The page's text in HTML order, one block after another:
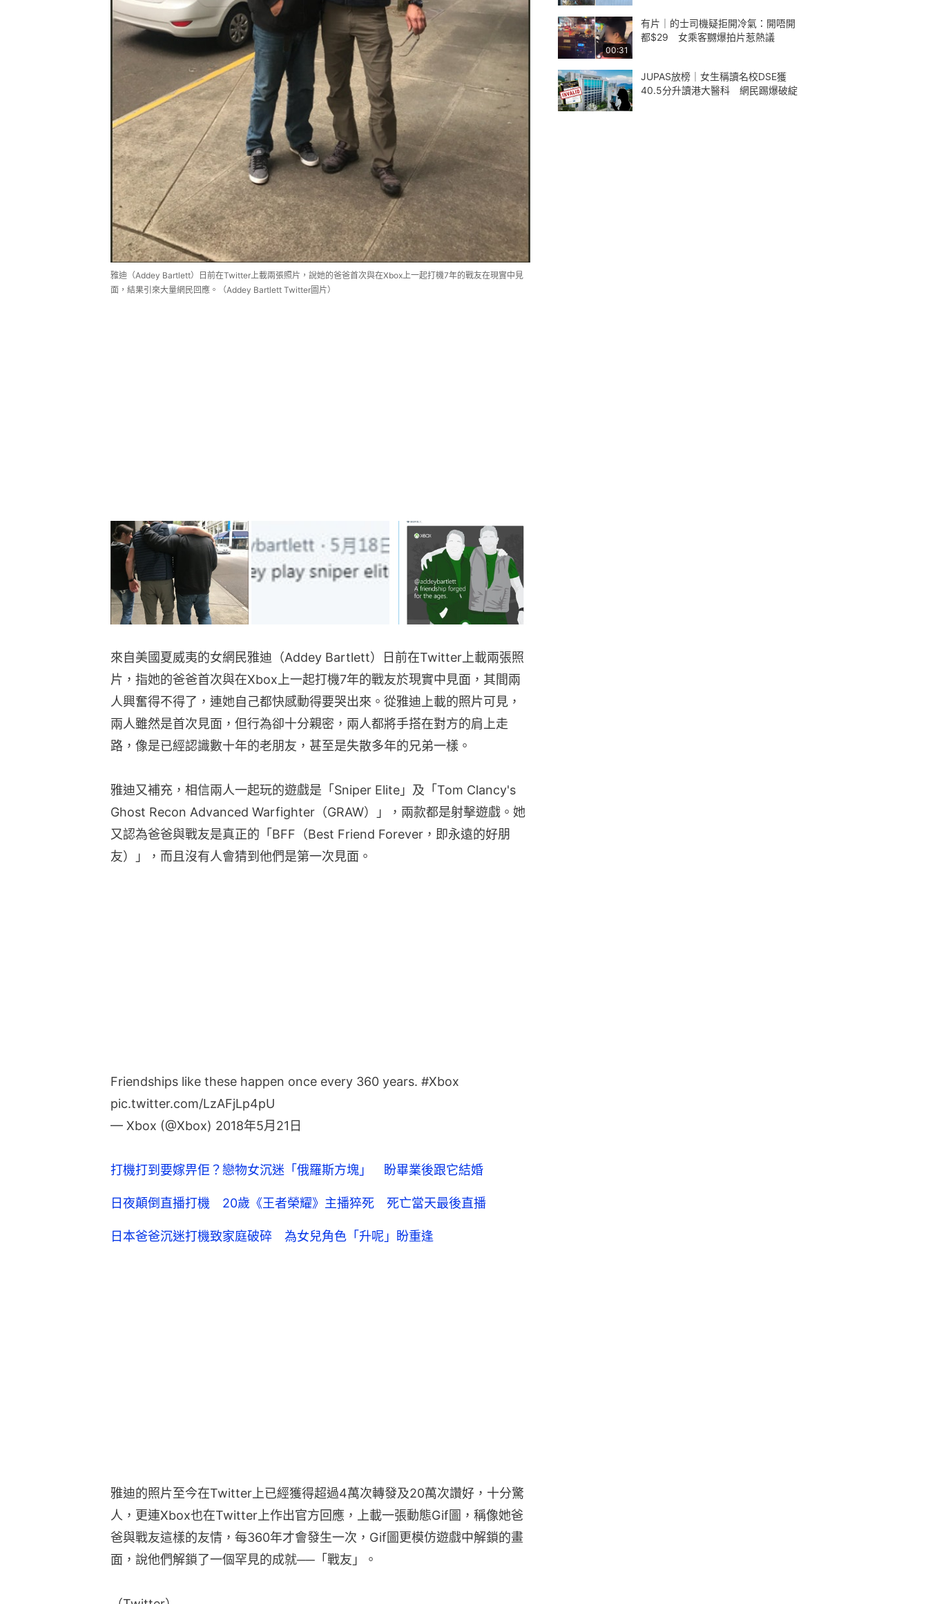
雅迪（Addey Bartlett）日前在Twitter上載兩張照片，說她的爸爸首次與在Xbox上一起打機7年的戰友在現實中見
面，結果引來大量網民回應。（Addey Bartlett Twitter圖片）
來自美國夏威夷的女網民雅迪（Addey Bartlett）日前在Twitter上載兩張照
片，指她的爸爸首次與在Xbox上一起打機7年的戰友於現實中見面，其間兩
人興奮得不得了，連她自己都快感動得要哭出來。從雅迪上載的照片可見，
兩人雖然是首次見面，但行為卻十分親密，兩人都將手搭在對方的肩上走
路，像是已經認識數十年的老朋友，甚至是失散多年的兄弟一樣。
雅迪又補充，相信兩人一起玩的遊戲是「Sniper Elite」及「Tom Clancy's
Ghost Recon Advanced Warfighter（GRAW）」，兩款都是射擊遊戲。她
又認為爸爸與戰友是真正的「BFF（Best Friend Forever，即永遠的好朋
友）」，而且沒有人會猜到他們是第一次見面。
Friendships like these happen once every 360 years. #Xbox
pic.twitter.com/LzAFjLp4pU
— Xbox (@Xbox) 2018年5月21日
打機打到要嫁畀佢？戀物女沉迷「俄羅斯方塊」 盼畢業後跟它結婚
日夜顛倒直播打機 20歲《王者榮耀》主播猝死 死亡當天最後直播
日本爸爸沉迷打機致家庭破碎 為女兒角色「升呢」盼重逢
雅迪的照片至今在Twitter上已經獲得超過4萬次轉發及20萬次讚好，十分驚
人，更連Xbox也在Twitter上作出官方回應，上載一張動態Gif圖，稱像她爸
爸與戰友這樣的友情，每360年才會發生一次，Gif圖更模仿遊戲中解鎖的畫
面，說他們解鎖了一個罕見的成就──「戰友」。
00:31
有片｜的士司機疑拒開冷氣：開唔開
都$29 女乘客嬲爆拍片惹熱議
JUPAS放榜｜女生稱讀名校DSE獲
40.5分升讀港大醫科 網民踢爆破綻